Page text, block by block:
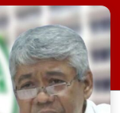
স্বাস্থ্য ও
একই সঙ্গে
উন্নয়ন
এবং